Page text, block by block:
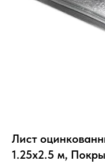
Лист
1.25х2.5 м,